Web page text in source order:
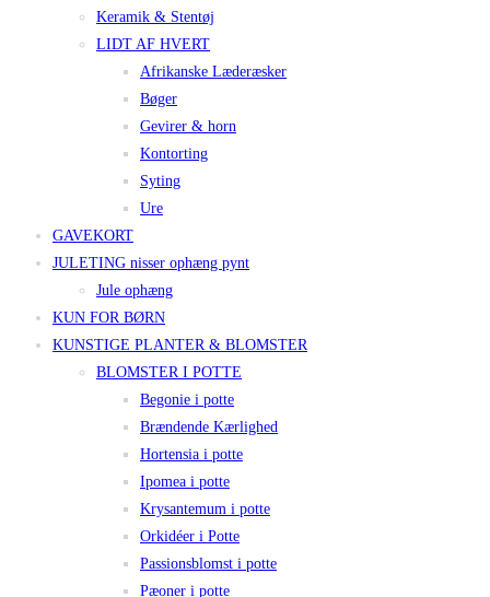
Keramik & Stentøj
LIDT AF HVERT
Afrikanske Læderæsker
Bøger
Gevirer & horn
Kontorting
Syting
Ure
GAVEKORT
JULETING nisser ophæng pynt
Jule ophæng
KUN FOR BØRN
KUNSTIGE PLANTER & BLOMSTER
BLOMSTER I POTTE
Begonie i potte
Brændende Kærlighed
Hortensia i potte
Ipomea i potte
Krysantemum i potte
Orkidéer i Potte
Passionsblomst i potte
Pæoner i potte